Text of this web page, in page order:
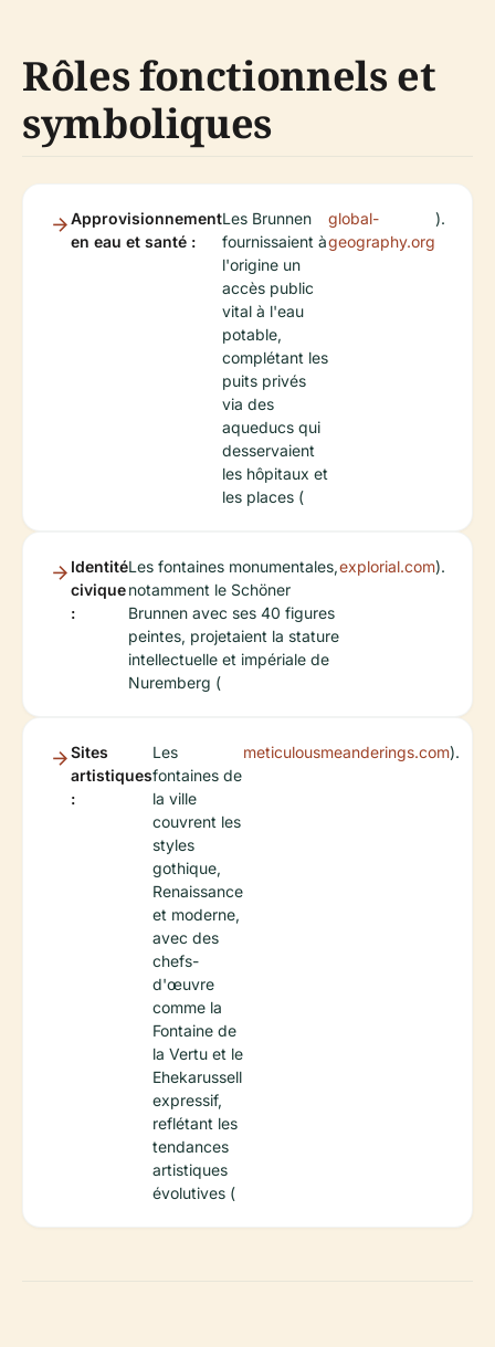
Rôles fonctionnels et
symboliques
Approvisionnement
en eau et santé :
Les Brunnen
fournissaient à
l'origine un
accès public
vital à l'eau
potable,
complétant les
puits privés
via des
aqueducs qui
desservaient
les hôpitaux et
les places (
global-
geography.org
).
Identité
civique
:
Les fontaines monumentales,
notamment le Schöner
Brunnen avec ses 40 figures
peintes, projetaient la stature
intellectuelle et impériale de
Nuremberg (
explorial.com).
Sites
artistiques
:
Les
fontaines de
la ville
couvrent les
styles
gothique,
Renaissance
et moderne,
avec des
chefs-
d'œuvre
comme la
Fontaine de
la Vertu et le
Ehekarussell
expressif,
reflétant les
tendances
artistiques
évolutives (
meticulousmeanderings.com).